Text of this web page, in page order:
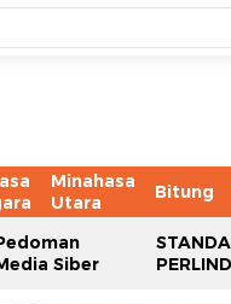
Minahasa
Utara
Bitung
Siber